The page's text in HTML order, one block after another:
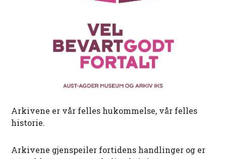
Arkivene er vår felles hukommelse, vår felles
historie.
Arkivene gjenspeiler fortidens handlinger og er